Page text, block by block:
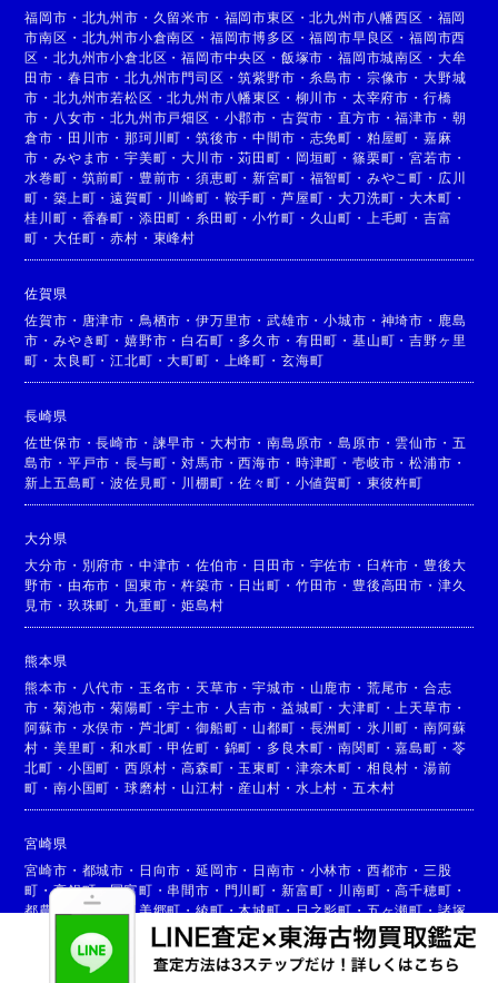
福岡市 ・ 北九州市 ・ 久留米市 ・ 福岡市東区 ・北九州市八幡西区 ・ 福岡
市南区 ・ 北九州市小倉南区 ・ 福岡市博多区 ・福岡市早良区 ・福岡市西
区 ・北九州市小倉北区 ・福岡市中央区 ・ 飯塚市 ・福岡市城南区 ・ 大牟
田市 ・ 春日市 ・北九州市門司区 ・筑紫野市 ・ 糸島市 ・ 宗像市 ・ 大野城
市 ・北九州市若松区 ・北九州市八幡東区 ・ 柳川市 ・ 太宰府市 ・ 行橋
市 ・ 八女市 ・北九州市戸畑区 ・ 小郡市 ・ 古賀市 ・直方市 ・福津市 ・ 朝
倉市 ・ 田川市 ・那珂川町 ・筑後市 ・中間市 ・ 志免町 ・ 粕屋町 ・ 嘉麻
市 ・みやま市 ・宇美町 ・大川市 ・苅田町 ・ 岡垣町 ・ 篠栗町 ・宮若市 ・
水巻町 ・ 筑前町 ・ 豊前市 ・須恵町 ・新宮町 ・ 福智町 ・ みやこ町 ・ 広川
町 ・築上町 ・遠賀町 ・ 川崎町 ・ 鞍手町 ・ 芦屋町 ・大刀洗町 ・大木町 ・
桂川町 ・ 香春町 ・ 添田町 ・ 糸田町 ・小竹町 ・ 久山町 ・ 上毛町 ・ 吉富
町 ・大任町 ・赤村 ・ 東峰村
佐賀県
佐賀市 ・ 唐津市 ・ 鳥栖市 ・伊万里市 ・武雄市 ・小城市 ・ 神埼市 ・ 鹿島
市 ・みやき町 ・嬉野市 ・ 白石町 ・ 多久市 ・ 有田町 ・ 基山町 ・吉野ヶ里
町 ・太良町 ・江北町 ・大町町 ・ 上峰町 ・ 玄海町
長崎県
佐世保市 ・長崎市 ・ 諫早市 ・ 大村市 ・南島原市 ・島原市 ・ 雲仙市 ・ 五
島市 ・ 平戸市 ・長与町 ・対馬市 ・西海市 ・ 時津町 ・ 壱岐市 ・松浦市 ・
新上五島町 ・波佐見町 ・ 川棚町 ・佐々町 ・ 小値賀町 ・ 東彼杵町
大分県
大分市 ・ 別府市 ・ 中津市 ・佐伯市 ・ 日田市 ・ 宇佐市 ・ 臼杵市 ・ 豊後大
野市 ・ 由布市 ・ 国東市 ・杵築市 ・ 日出町 ・ 竹田市 ・ 豊後高田市 ・ 津久
見市 ・ 玖珠町 ・ 九重町 ・姫島村
熊本県
熊本市 ・ 八代市 ・ 玉名市 ・ 天草市 ・宇城市 ・ 山鹿市 ・ 荒尾市 ・ 合志
市 ・菊池市 ・菊陽町 ・宇土市 ・ 人吉市 ・ 益城町 ・大津町 ・ 上天草市 ・
阿蘇市 ・ 水俣市 ・ 芦北町 ・御船町 ・ 山都町 ・ 長洲町 ・ 氷川町 ・ 南阿蘇
村 ・美里町 ・和水町 ・甲佐町 ・ 錦町 ・ 多良木町 ・南関町 ・嘉島町 ・ 苓
北町 ・ 小国町 ・西原村 ・高森町 ・ 玉東町 ・ 津奈木町 ・ 相良村 ・ 湯前
町 ・南小国町 ・球磨村 ・ 山江村 ・ 産山村 ・ 水上村 ・ 五木村
宮崎県
宮崎市 ・ 都城市 ・ 日向市 ・延岡市 ・ 日南市 ・ 小林市 ・ 西都市 ・ 三股
町 ・高鍋町・国富町 ・ 串間市 ・ 門川町 ・ 新富町 ・ 川南町 ・高千穂町 ・
都農町
高原町 ・美郷町・綾町・木城町・日之影町・五ヶ瀬町・諸塚
椎葉村・ 西米良村